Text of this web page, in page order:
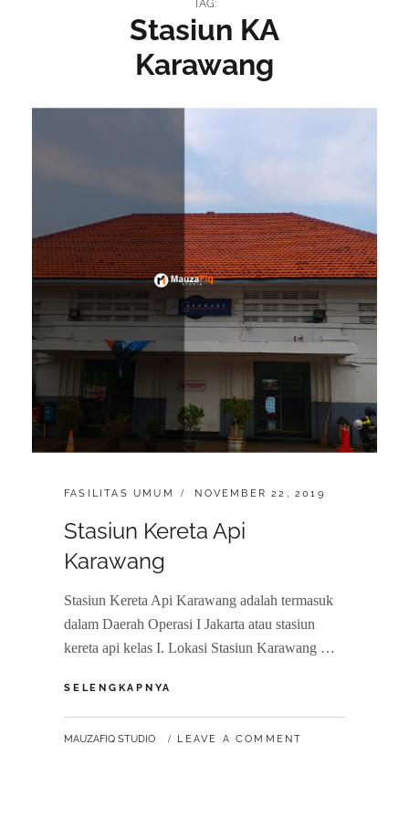
TAG:
Stasiun KA
Karawang
CATEGORIES:
FASILITAS UMUM
POSTED
NOVEMBER 22, 2019
Stasiun Kereta Api
Karawang
Stasiun Kereta Api Karawang adalah termasuk
dalam Daerah Operasi I Jakarta atau stasiun
kereta api kelas I. Lokasi Stasiun Karawang …
SELENGKAPNYA
KARAWANG
BY
MAUZAFIQ STUDIO LEAVE A COMMENT